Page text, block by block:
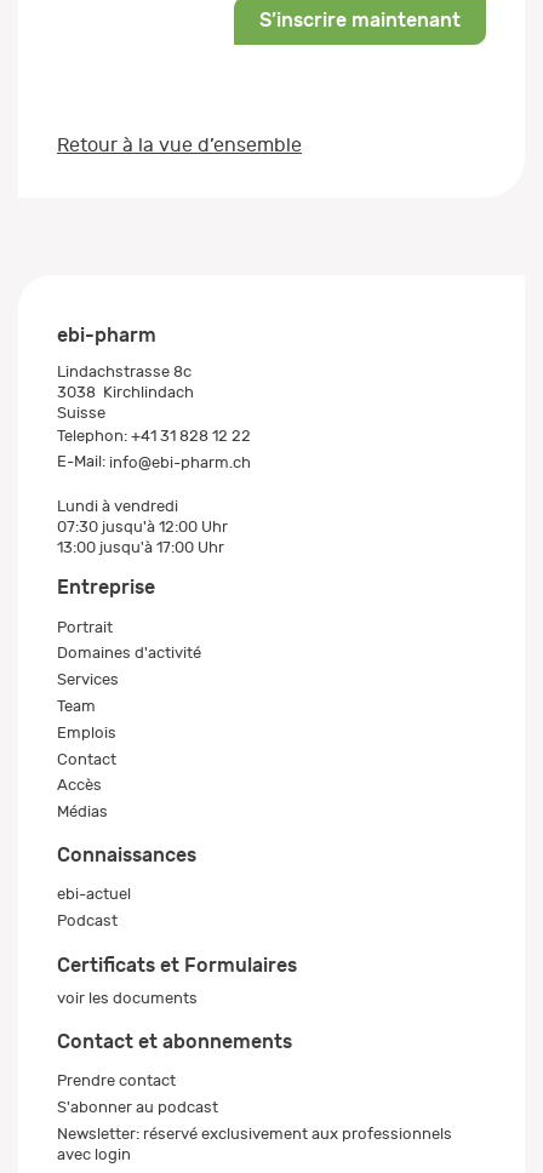
S’inscrire maintenant
Retour à la vue d’ensemble
ebi-pharm
Lindachstrasse 8c
3038 Kirchlindach
Suisse
Telephon: +41 31 828 12 22
E-Mail: info@ebi-pharm.ch
Lundi à vendredi
07:30 jusqu'à 12:00 Uhr
13:00 jusqu'à 17:00 Uhr
Entreprise
Portrait
Domaines d'activité
Services
Team
Emplois
Contact
Accès
Médias
Connaissances
ebi-actuel
Podcast
Certificats et Formulaires
voir les documents
Contact et abonnements
Prendre contact
S'abonner au podcast
Newsletter: réservé exclusivement aux professionnels
avec login